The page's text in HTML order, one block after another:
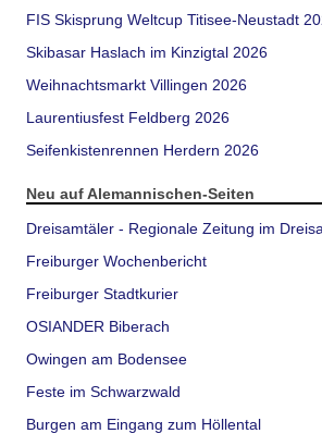
FIS Skisprung Weltcup Titisee-Neustadt
Skibasar Haslach im Kinzigtal 2026
Weihnachtsmarkt Villingen 2026
Laurentiusfest Feldberg 2026
Seifenkistenrennen Herdern 2026
Neu auf Alemannischen-Seiten
Dreisamtäler - Regionale Zeitung im
Freiburger Wochenbericht
Freiburger Stadtkurier
OSIANDER Biberach
Owingen am Bodensee
Feste im Schwarzwald
Burgen am Eingang zum Höllental